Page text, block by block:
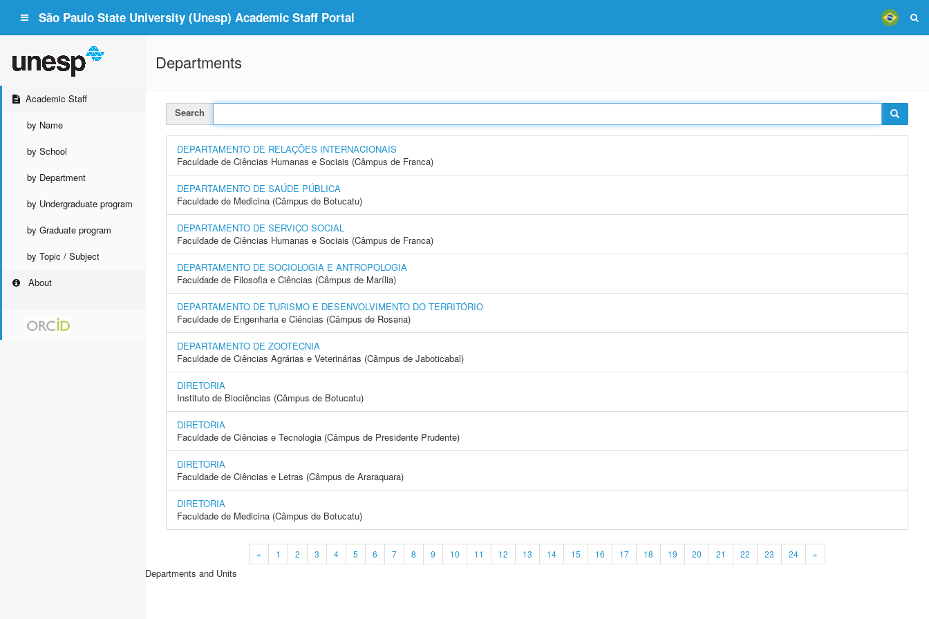
São Paulo State University (Unesp) Academic Staff Portal
Academic Staff
by Name
by School
by Department
by Undergraduate program
by Graduate program
by Topic / Subject
About
Departments
Search
DEPARTAMENTO DE RELAÇÕES INTERNACIONAIS
Faculdade de Ciências Humanas e Sociais (Câmpus de Franca)
DEPARTAMENTO DE SAÚDE PÚBLICA
Faculdade de Medicina (Câmpus de Botucatu)
DEPARTAMENTO DE SERVIÇO SOCIAL
Faculdade de Ciências Humanas e Sociais (Câmpus de Franca)
DEPARTAMENTO DE SOCIOLOGIA E ANTROPOLOGIA
Faculdade de Filosofia e Ciências (Câmpus de Marília)
DEPARTAMENTO DE TURISMO E DESENVOLVIMENTO DO TERRITÓRIO
Faculdade de Engenharia e Ciências (Câmpus de Rosana)
DEPARTAMENTO DE ZOOTECNIA
Faculdade de Ciências Agrárias e Veterinárias (Câmpus de Jaboticabal)
DIRETORIA
Instituto de Biociências (Câmpus de Botucatu)
DIRETORIA
Faculdade de Ciências e Tecnologia (Câmpus de Presidente Prudente)
DIRETORIA
Faculdade de Ciências e Letras (Câmpus de Araraquara)
DIRETORIA
Faculdade de Medicina (Câmpus de Botucatu)
« 1 2 3 4 5 6 7 8 9 10 11 12 13 14 15 16 17 18 19 20 21 22 23 24 »
Departments and Units